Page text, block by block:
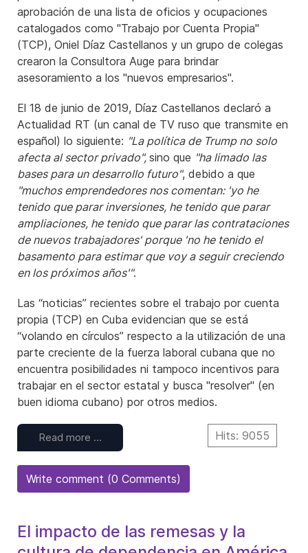
aprobación de una lista de oficios y ocupaciones
catalogados como "Trabajo por Cuenta Propia"
(TCP), Oniel Díaz Castellanos y un grupo de colegas
crearon la Consultora Auge para brindar
asesoramiento a los "nuevos empresarios".
El 18 de junio de 2019, Díaz Castellanos declaró a
Actualidad RT (un canal de TV ruso que transmite en
español) lo siguiente: "La política de Trump no solo
afecta al sector privado", sino que "ha limado las
bases para un desarrollo futuro", debido a que
"muchos emprendedores nos comentan: 'yo he
tenido que parar inversiones, he tenido que parar
ampliaciones, he tenido que parar las contrataciones
de nuevos trabajadores' porque 'no he tenido el
basamento para estimar que voy a seguir creciendo
en los próximos años'".
Las “noticias” recientes sobre el trabajo por cuenta
propia (TCP) en Cuba evidencian que se está
“volando en círculos” respecto a la utilización de una
parte creciente de la fuerza laboral cubana que no
encuentra posibilidades ni tampoco incentivos para
trabajar en el sector estatal y busca "resolver" (en
buen idioma cubano) por otros medios.
Read more … Hits: 9055
Write comment (0 Comments)
El impacto de las remesas y la